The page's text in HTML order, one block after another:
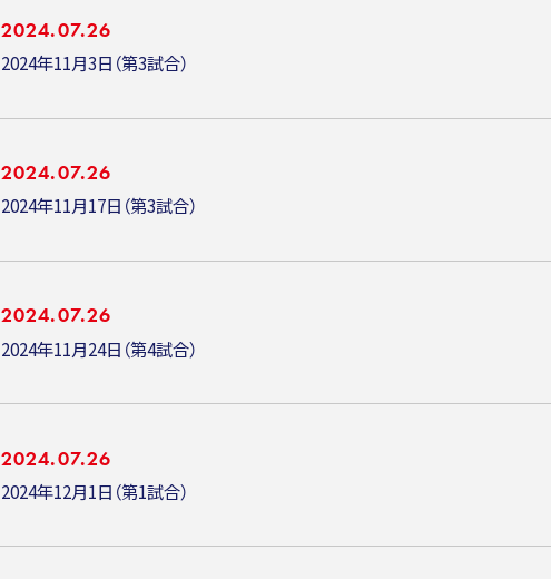
2024.07.26
2024年11月3日（第3試合）
2024.07.26
2024年11月17日（第3試合）
2024.07.26
2024年11月24日（第4試合）
2024.07.26
2024年12月1日（第1試合）